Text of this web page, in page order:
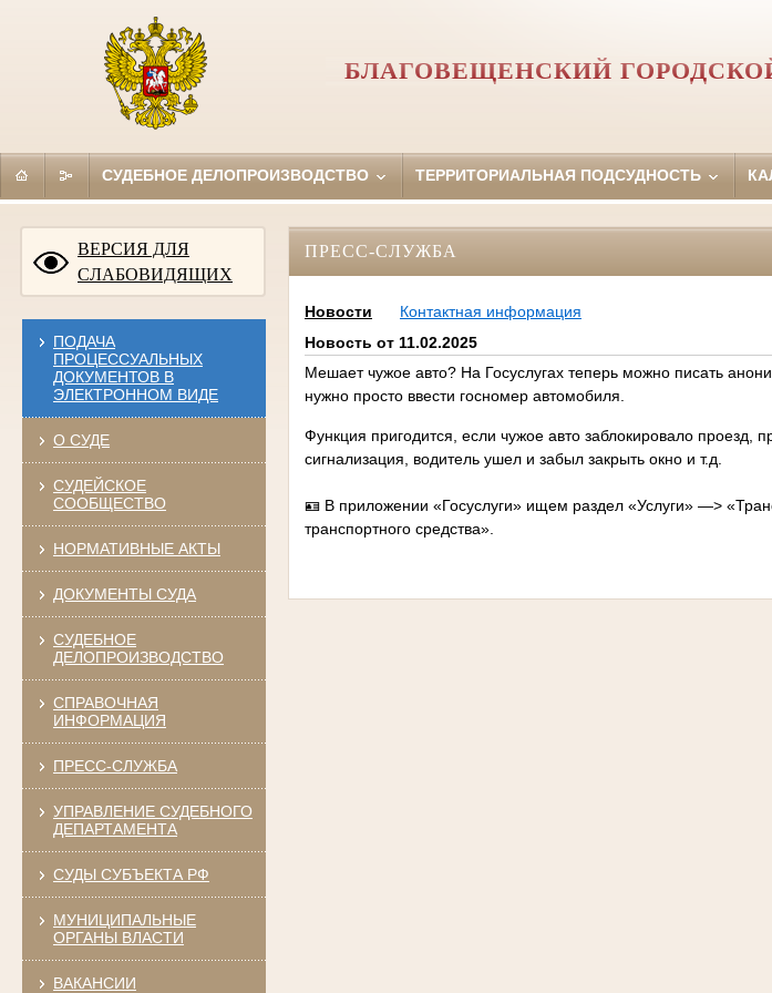
БЛАГОВЕЩЕНСКИЙ
СУДЕБНОЕ ДЕЛОПРОИЗВОДСТВО ТЕРРИТОРИАЛЬНАЯ ПОДСУДНОСТЬ
ВЕРСИЯ ДЛЯ
СЛАБОВИДЯЩИХ
ПОДАЧА
ПРОЦЕССУАЛЬНЫХ
ДОКУМЕНТОВ В
ЭЛЕКТРОННОМ ВИДЕ
О СУДЕ
СУДЕЙСКОЕ
СООБЩЕСТВО
НОРМАТИВНЫЕ АКТЫ
ДОКУМЕНТЫ СУДА
СУДЕБНОЕ
ДЕЛОПРОИЗВОДСТВО
СПРАВОЧНАЯ
ИНФОРМАЦИЯ
ПРЕСС-СЛУЖБА
УПРАВЛЕНИЕ СУДЕБНОГО
ДЕПАРТАМЕНТА
СУДЫ СУБЪЕКТА РФ
МУНИЦИПАЛЬНЫЕ
ОРГАНЫ ВЛАСТИ
ВАКАНСИИ
ПРЕСС-СЛУЖБА
Новости
Контактная информация
Новость от 11.02.2025
Мешает чужое авто? На Госуслугах теперь можно писать
нужно просто ввести госномер автомобиля.
Функция пригодится, если чужое авто заблокировало проезд,
сигнализация, водитель ушел и забыл закрыть окно и т.д.
🪪 В приложении «Госуслуги» ищем раздел «Услуги» —>
транспортного средства».